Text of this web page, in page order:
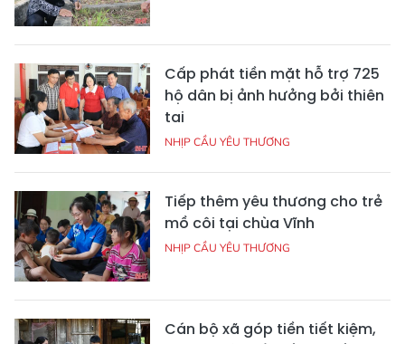
Cấp phát tiền mặt hỗ trợ 725
hộ dân bị ảnh hưởng bởi thiên
tai
NHỊP CẦU YÊU THƯƠNG
Tiếp thêm yêu thương cho trẻ
mồ côi tại chùa Vĩnh
NHỊP CẦU YÊU THƯƠNG
Cán bộ xã góp tiền tiết kiệm,